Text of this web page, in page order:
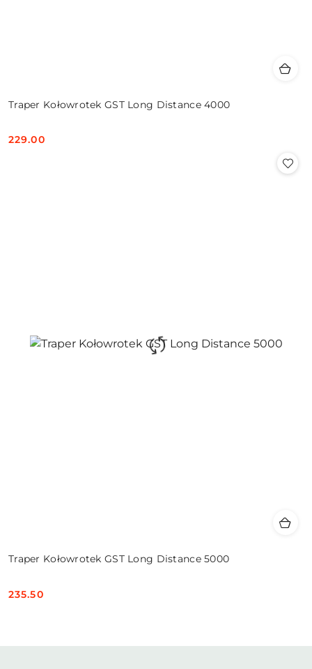
Traper Kołowrotek GST Long Distance 4000
Cena:
229.00
Traper Kołowrotek GST Long Distance 5000
Cena:
235.50